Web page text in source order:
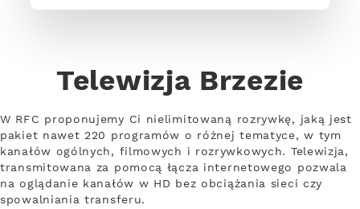
Telewizja Brzezie
W RFC proponujemy Ci nielimitowaną rozrywkę, jaką jest
pakiet nawet 220 programów o różnej tematyce, w tym
kanałów ogólnych, filmowych i rozrywkowych. Telewizja,
transmitowana za pomocą łącza internetowego pozwala
na oglądanie kanałów w HD bez obciążania sieci czy
spowalniania transferu.